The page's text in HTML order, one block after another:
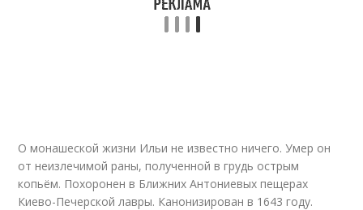
О монашеской жизни Ильи не известно ничего. Умер он
от неизлечимой раны, полученной в грудь острым
копьём. Похоронен в Ближних Антониевых пещерах
Киево-Печерской лавры. Канонизирован в 1643 году.